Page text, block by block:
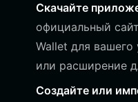
Скачайте
официальный
Wallet для вашего
или расширение
Создайте или